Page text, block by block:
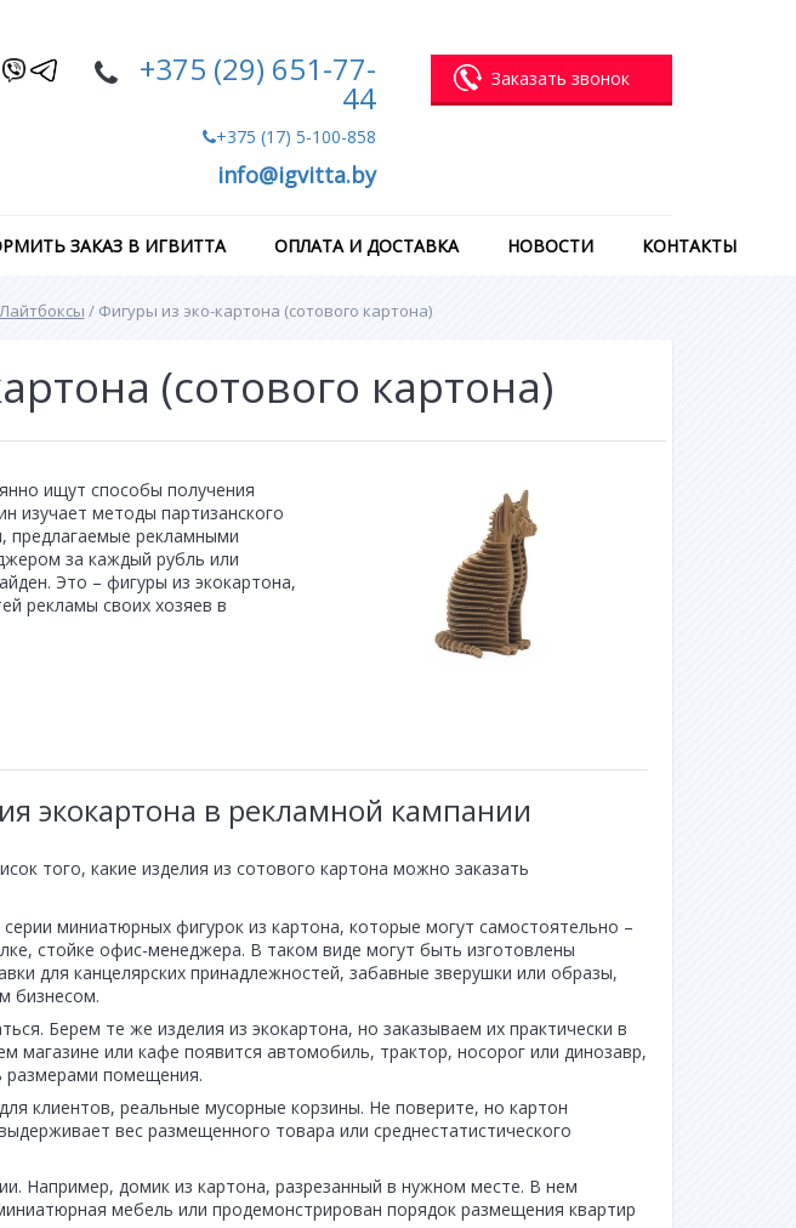
+375 (29) 651-77-
44
+375 (17) 5-100-858
info@igvitta.by
Заказать звонок
ЗАКАЗ В ИГВИТТА ОПЛАТА И ДОСТАВКА НОВОСТИ КОНТАКТЫ
Лайтбоксы / Фигуры из эко-картона (сотового картона)
(сотового картона)
ищут способы получения
изучает методы партизанского
предлагаемые рекламными
за каждый рубль или
Это – фигуры из экокартона,
рекламы своих хозяев в
экокартона в рекламной кампании
того, какие изделия из сотового картона можно заказать
миниатюрных фигурок из картона, которые могут самостоятельно –
стойке офис-менеджера. В таком виде могут быть изготовлены
для канцелярских принадлежностей, забавные зверушки или образы,
бизнесом.
Берем те же изделия из экокартона, но заказываем их практически в
магазине или кафе появится автомобиль, трактор, носорог или динозавр,
размерами помещения.
клиентов, реальные мусорные корзины. Не поверите, но картон
вес размещенного товара или среднестатистического
Например, домик из картона, разрезанный в нужном месте. В нем
мебель или продемонстрирован порядок размещения квартир